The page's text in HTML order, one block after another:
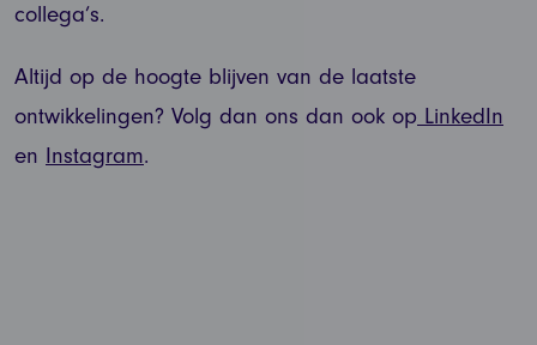
collega’s.
Altijd op de hoogte blijven van de laatste
ontwikkelingen? Volg dan ons dan ook op LinkedIn
en Instagram.